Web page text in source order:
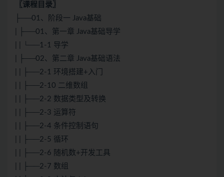
〖课程目录〗
├──01、阶段一 Java基础
| ├──01、第一章 Java基础导学
| | └──1-1 导学
| ├──02、第二章 Java基础语法
| | ├──2-1 环境搭建+入门
| | ├──2-10 二维数组
| | ├──2-2 数据类型及转换
| | ├──2-3 运算符
| | ├──2-4 条件控制语句
| | ├──2-5 循环
| | ├──2-6 随机数+开发工具
| | ├──2-7 数组